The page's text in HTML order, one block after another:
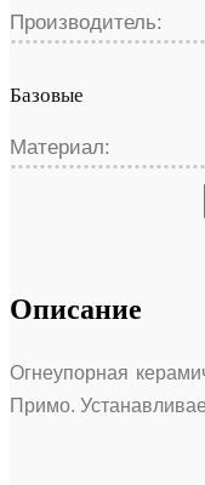
Производитель:
Базовые
Материал:
Описание
Огнеупорная
Примо.